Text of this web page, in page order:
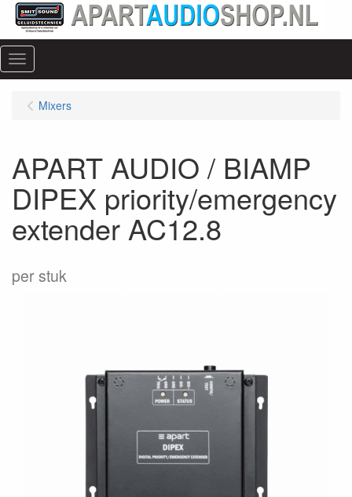
Menu
Mixers
APART AUDIO / BIAMP
DIPEX priority/emergency
extender AC12.8
per stuk